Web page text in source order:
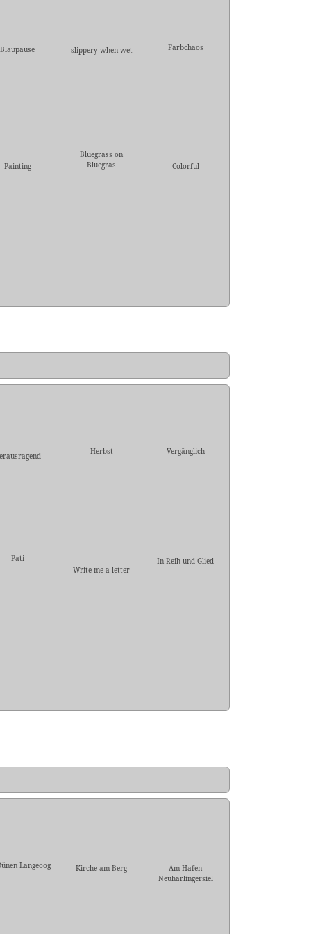
Blaupause slippery when wet Farbchaos
Painting
Bluegrass on
Bluegras
Colorful
Herbst Vergänglich
Pati
Write me a letter
In Reih und Glied
Langeoog Kirche am Berg
Am Hafen
Neuharlingersiel